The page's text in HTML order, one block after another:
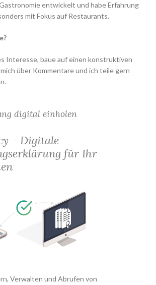
entwickelt und habe Erfahrung
mit Fokus auf Restaurants.
Interesse, baue auf einen konstruktiven
über Kommentare und ich teile gern
digital einholen
- Digitale
für Ihr
Verwalten und Abrufen von